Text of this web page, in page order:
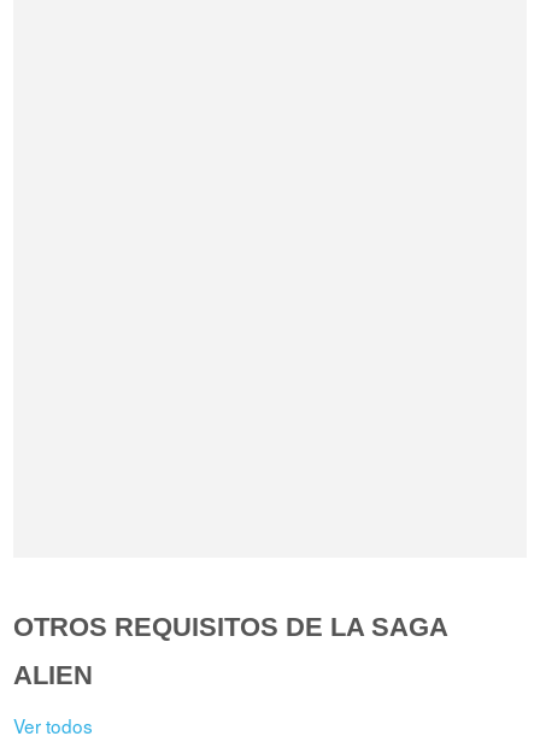
OTROS REQUISITOS DE LA SAGA
ALIEN
Ver todos